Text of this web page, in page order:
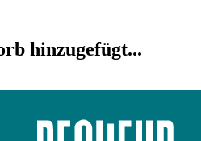
hinzugefügt...